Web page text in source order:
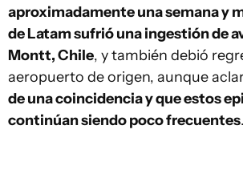
aproximadamente una semana y
de Latam sufrió una ingestión de
Montt, Chile, y también debió
aeropuerto de origen, aunque
de una coincidencia y que estos
continúan siendo poco frecuentes.